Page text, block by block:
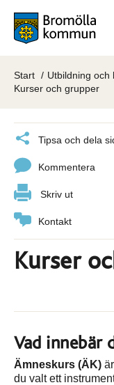
Start Utbildning och
Kurser och grupper
Tipsa och dela
Kommentera
Skriv ut
Kontakt
Kurser
Vad innebär
Ämneskurs (ÄK)
du valt ett